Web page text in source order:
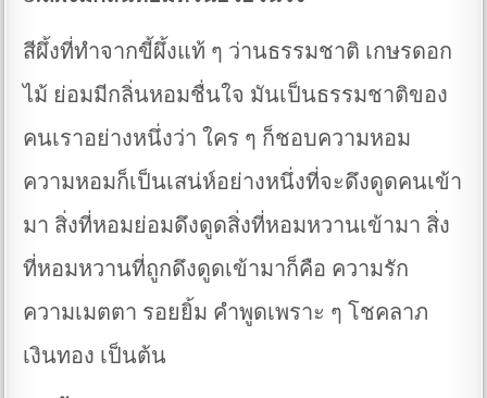
สีผึ้งที่ทำจากขี้ผึ้งแท้ ๆ ว่านธรรมชาติ เกษรดอก
ไม้ ย่อมมีกลิ่นหอมชื่นใจ มันเป็นธรรมชาติของ
คนเราอย่างหนึ่งว่า ใคร ๆ ก็ชอบความหอม
ความหอมก็เป็นเสน่ห์อย่างหนึ่งที่จะดึงดูดคนเข้า
มา สิ่งที่หอมย่อมดึงดูดสิ่งที่หอมหวานเข้ามา สิ่ง
ที่หอมหวานที่ถูกดึงดูดเข้ามาก็คือ ความรัก
ความเมตตา รอยยิ้ม คำพูดเพราะ ๆ โชคลาภ
เงินทอง เป็นต้น